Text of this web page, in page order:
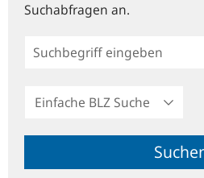
Suchabfragen an.
Einfache
Suche